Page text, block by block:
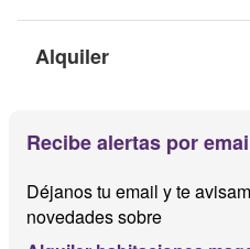
Alquiler
Recibe alertas por
Déjanos tu email y te
novedades sobre